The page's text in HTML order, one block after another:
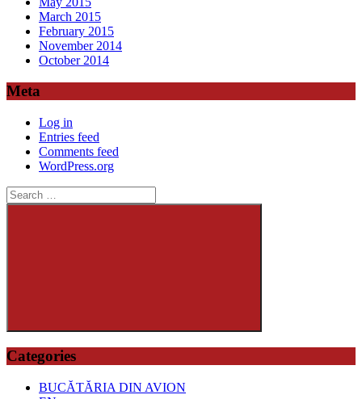
March 2015
February 2015
November 2014
October 2014
Meta
Log in
Entries feed
Comments feed
WordPress.org
Search
for:
Search
Categories
BUCĂTĂRIA DIN AVION